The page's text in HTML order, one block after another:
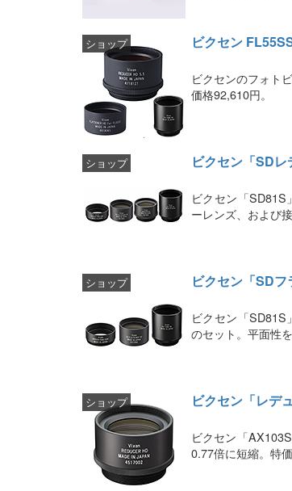
ビクセン
ショップ
ビクセンのフォト
価格92,610円。
ビクセン「SD
ショップ
ビクセン「
ーレンズ、および
ビクセン「SD
ショップ
ビクセン「
のセット。平面性
ビクセン「レデ
ショップ
ビクセン「
0.77倍に短縮。特価